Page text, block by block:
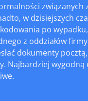
w dzisiejszych
po
z oddziałów
dokumenty
Najbardziej